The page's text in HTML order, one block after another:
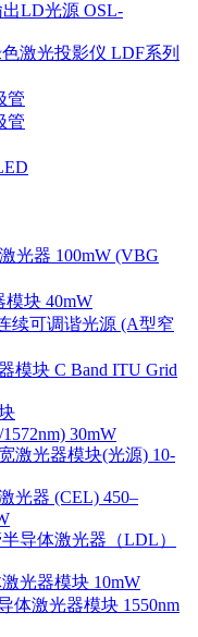
出LD光源 OSL-
激光投影仪 LDF系列
管
管
光器 100mW (VBG
模块 40mW
续可调谐光源 (A型窄
模块 C Band ITU Grid
30mW
激光器模块(光源) 10-
光器 (CEL) 450–
导体激光器（LDL）
光器模块 10mW
体激光器模块 1550nm